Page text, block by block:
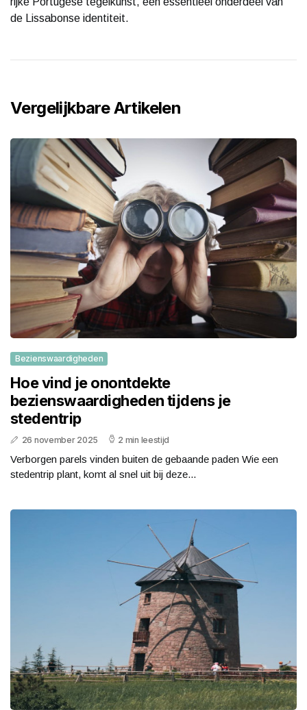
de Lissabonse identiteit.
Vergelijkbare Artikelen
Bezienswaardigheden
Hoe vind je onontdekte
bezienswaardigheden tijdens je
stedentrip
26 november 2025 2 min leestijd
Verborgen parels vinden buiten de gebaande paden Wie een
stedentrip plant, komt al snel uit bij deze...